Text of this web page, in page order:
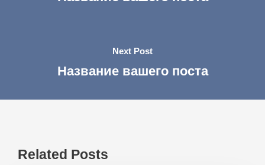
Next Post
Название вашего поста
Related Posts